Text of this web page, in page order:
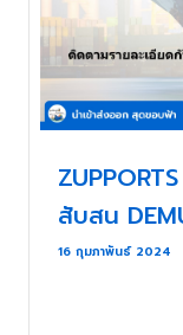
สับสน
. . .
16 กุมภาพันธ์ 2024